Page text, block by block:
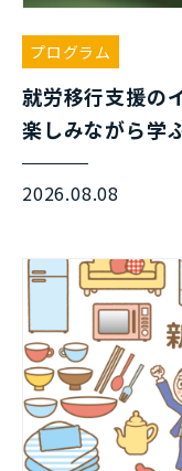
プログラム
就労移行支援の
楽しみながら学
2026.08.08